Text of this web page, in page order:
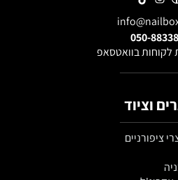
050-
לקוחות בוואטסאפ
וציוד
ציפורניים